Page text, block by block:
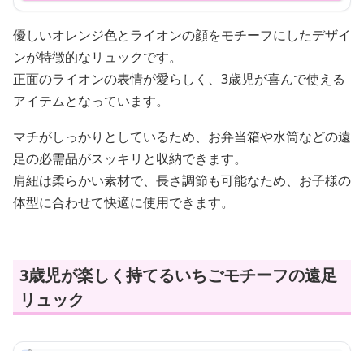
優しいオレンジ色とライオンの顔をモチーフにしたデザイ
ンが特徴的なリュックです。
正面のライオンの表情が愛らしく、3歳児が喜んで使える
アイテムとなっています。
マチがしっかりとしているため、お弁当箱や水筒などの遠
足の必需品がスッキリと収納できます。
肩紐は柔らかい素材で、長さ調節も可能なため、お子様の
体型に合わせて快適に使用できます。
3歳児が楽しく持てるいちごモチーフの遠足
リュック